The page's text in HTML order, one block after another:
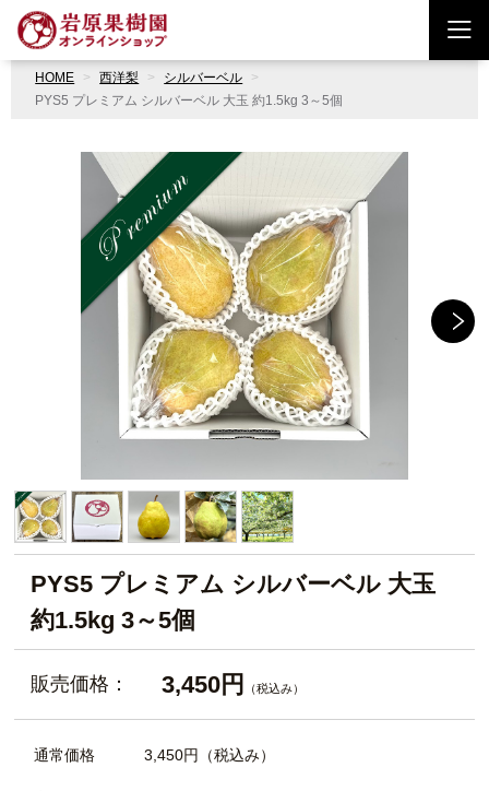
HOME 西洋梨
シルバーベル
PYS5 プレミアム シルバーベル 大玉 約1.5kg 3～5個
PYS5 プレミアム シルバーベル 大玉
約1.5kg 3～5個
販売価格： 3,450円 （税込み）
通常価格 3,450円 （税込み）